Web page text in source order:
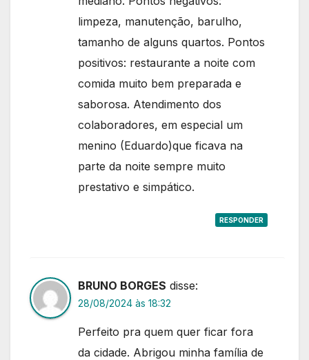
limpeza, manutenção, barulho,
tamanho de alguns quartos. Pontos
positivos: restaurante a noite com
comida muito bem preparada e
saborosa. Atendimento dos
colaboradores, em especial um
menino (Eduardo)que ficava na
parte da noite sempre muito
prestativo e simpático.
RESPONDER
BRUNO BORGES disse:
28/08/2024 às 18:32
Perfeito pra quem quer ficar fora
da cidade. Abrigou minha família de